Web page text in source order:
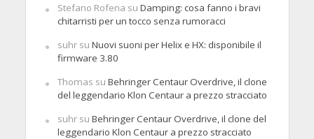
Stefano Rofena su Damping: cosa fanno i bravi
chitarristi per un tocco senza rumoracci
suhrsu Nuovi suoni per Helix e HX: disponibile il
firmware 3.80
Thomas su Behringer Centaur Overdrive, il clone
del leggendario Klon Centaur a prezzo stracciato
suhrsu Behringer Centaur Overdrive, il clone del
leggendario Klon Centaur a prezzo stracciato